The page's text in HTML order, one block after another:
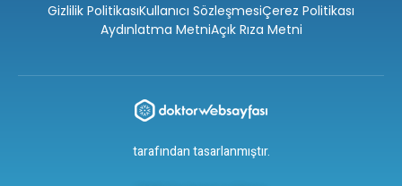
Gizlilik PolitikasıKullanıcı SözleşmesiÇerez Politikası
Aydınlatma MetniAçık Rıza Metni
tarafından tasarlanmıştır.